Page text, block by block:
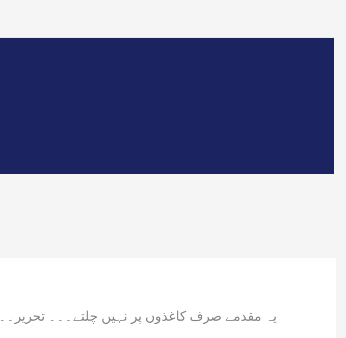
یہ مقدمے صرف کاغذوں پر نہیں چلتے۔۔۔